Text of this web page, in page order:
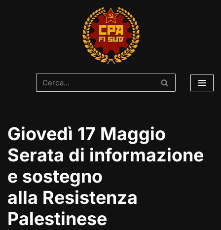
Giovedì 17 Maggio
Serata di informazione
e sostegno
alla Resistenza
Palestinese